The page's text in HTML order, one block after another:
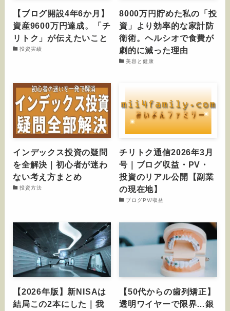
【ブログ開設4年6か月】
資産9600万円達成。「チ
リトク」が伝えたいこと
投資実績
8000万円貯めた私の「投
資」より効率的な家計防
衛術。ヘルシオで食費が
劇的に減った理由
美容と健康
インデックス投資の疑問
を全解決｜初心者が迷わ
ない考え方まとめ
投資方法
チリトク通信2026年3月
号｜ブログ収益・PV・
投資のリアル公開【副業
の現在地】
ブログPV/収益
【2026年版】新NISAは
結局この2本にした｜我
【50代からの歯列矯正】
透明ワイヤーで限界…銀